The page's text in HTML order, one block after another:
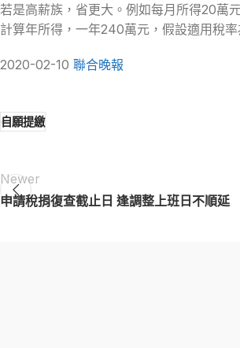
若是高薪族，省更大。例如每月所得20萬
計算年所得，一年240萬元，假設適用稅
2020-02-10 聯合晚報
自願提繳
Newer
申請稅捐復查截止日 逢調整上班日不順延